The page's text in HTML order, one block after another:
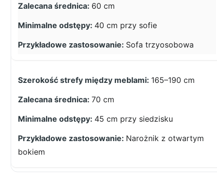
60 cm
40 cm przy sofie
Sofa trzyosobowa
165–190 cm
70 cm
45 cm przy siedzisku
Narożnik z otwartym
bokiem